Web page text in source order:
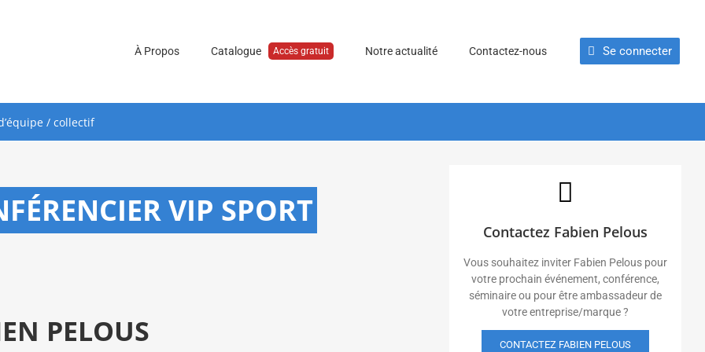
À Propos
Catalogue Accès gratuit Notre actualité Contactez-nous Se connecter
/ collectif
VIP SPORT
PELOUS
Contactez Fabien Pelous
Vous souhaitez inviter Fabien Pelous pour
votre prochain événement, conférence,
séminaire ou pour être ambassadeur de
votre entreprise/marque ?
CONTACTEZ FABIEN PELOUS